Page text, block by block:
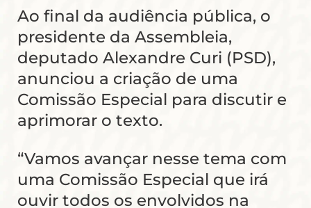
Ao final da audiência pública, o
presidente da Assembleia,
deputado Alexandre Curi (PSD),
anunciou a criação de uma
Comissão Especial para discutir e
aprimorar o texto.
“Vamos avançar nesse tema com
uma Comissão Especial que irá
ouvir todos os envolvidos na